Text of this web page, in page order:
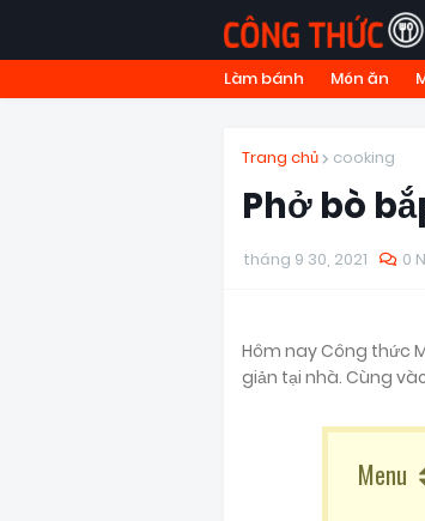
Làm bánh Món ăn
Trang chủ cooking
Phở bò
tháng 9 30, 2021 0
Hôm nay Công thức
giản tại nhà. Cùng
Menu